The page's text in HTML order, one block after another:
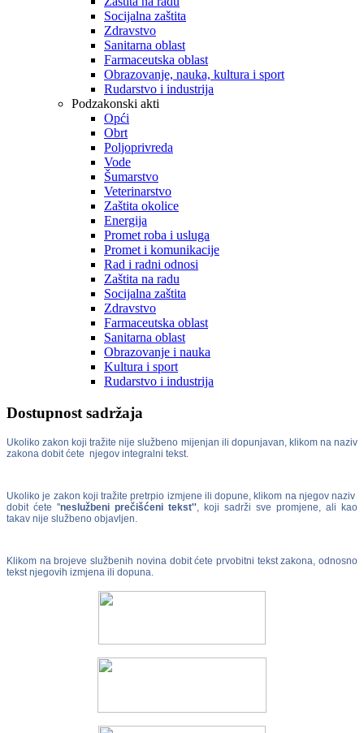
Socijalna zaštita
Zdravstvo
Sanitarna oblast
Farmaceutska oblast
Obrazovanje, nauka, kultura i sport
Rudarstvo i industrija
Podzakonski akti
Opći
Obrt
Poljoprivreda
Vode
Šumarstvo
Veterinarstvo
Zaštita okolice
Energija
Promet roba i usluga
Promet i komunikacije
Rad i radni odnosi
Zaštita na radu
Socijalna zaštita
Zdravstvo
Farmaceutska oblast
Sanitarna oblast
Obrazovanje i nauka
Kultura i sport
Rudarstvo i industrija
Dostupnost sadržaja
Ukoliko zakon koji tražite nije službeno mijenjan ili dopunjavan, klikom na naziv
zakona dobit ćete njegov integralni tekst.
Ukoliko je zakon koji tražite pretrpio izmjene ili dopune, klikom na njegov naziv
dobit ćete ''neslužbeni prečišćeni tekst'', koji sadrži sve promjene, ali kao
takav nije službeno objavljen.
Klikom na brojeve službenih novina dobit ćete prvobitni tekst zakona, odnosno
tekst njegovih izmjena ili dopuna.